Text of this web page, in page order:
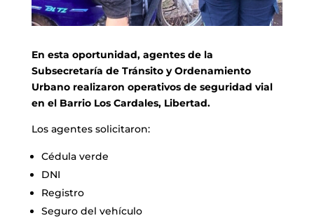
En esta oportunidad, agentes de la
Subsecretaría de Tránsito y Ordenamiento
Urbano realizaron operativos de seguridad vial
en el Barrio Los Cardales, Libertad.
Los agentes solicitaron:
Cédula verde
DNI
Registro
Seguro del vehículo